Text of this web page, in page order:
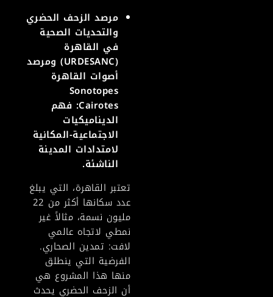
مرصد الزحف الحضري
والتحديات الصحية
في القاهرة
(
URDESANC) ومرصد
أصوات القاهرة
Sonotopes
Cairotes: فهم
الديناميكيات
الاجتماعية-المكانية
لامتدادات المدينة
الناشئة.
تعتبر القاهرة، التي يبلغ
عدد سكانها أكثر من 22
مليون نسمة، مثالاً غير
نمطي لاتجاه عالمي
لافت: تمدين الصحاري.
الفرضية التي ينطلق
منها هذا المشروع هي
أن الزحف الحضري يحدث